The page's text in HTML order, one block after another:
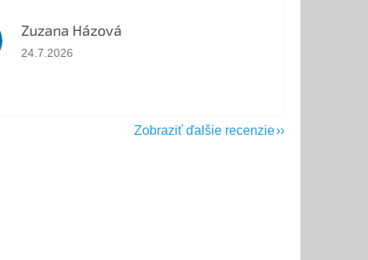
Zuzana Házová
Hodnotenie obchodu je 5 z 5 hviezdičiek.
24.7.2026
Zobraziť ďalšie recenzie